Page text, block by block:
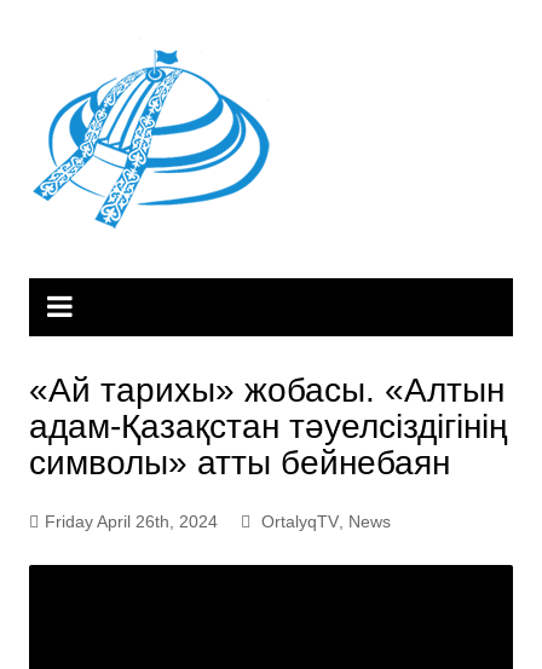
«Ай тарихы» жобасы. «Алтын
адам-Қазақстан тәуелсіздігінің
символы» атты бейнебаян
Friday April 26th, 2024 OrtalyqTV, News